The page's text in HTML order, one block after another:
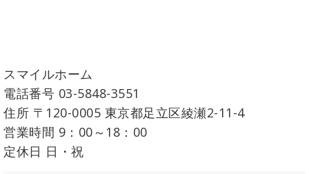
スマイルホーム
電話番号 03-5848-3551
住所 〒120-0005 東京都足立区綾瀬2-11-4
営業時間 9：00～18：00
定休日 日・祝